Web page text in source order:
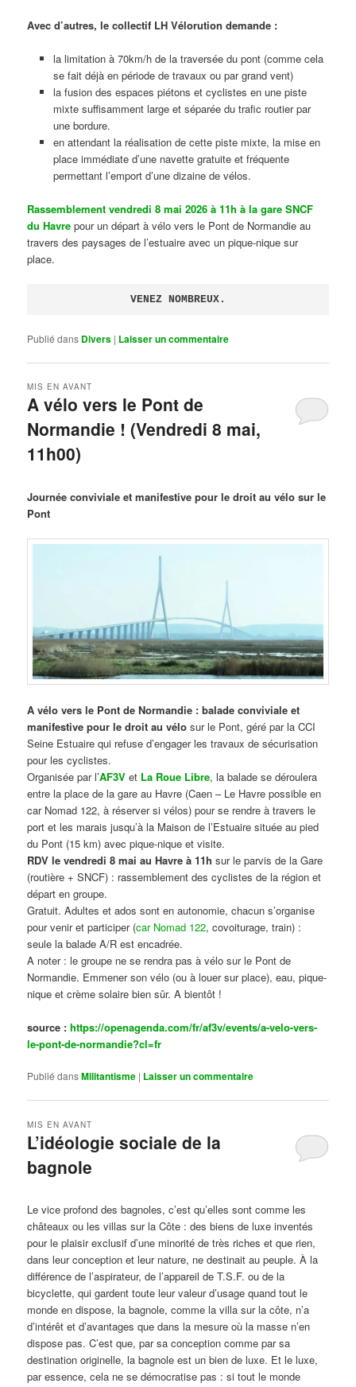
Avec d’autres, le collectif LH Vélorution demande :
la limitation à 70km/h de la traversée du pont (comme cela
se fait déjà en période de travaux ou par grand vent)
la fusion des espaces piétons et cyclistes en une piste
mixte suffisamment large et séparée du trafic routier par
une bordure.
en attendant la réalisation de cette piste mixte, la mise en
place immédiate d’une navette gratuite et fréquente
permettant l’emport d’une dizaine de vélos.
Rassemblement vendredi 8 mai 2026 à 11h à la gare SNCF
du Havre pour un départ à vélo vers le Pont de Normandie au
travers des paysages de l’estuaire avec un pique-nique sur
place.
VENEZ NOMBREUX.
Publié dans Divers | Laisser un commentaire
A vélo vers le Pont de
Normandie ! (Vendredi 8 mai,
11h00)
MIS EN AVANT
Journée conviviale et manifestive pour le droit au vélo sur le
Pont
A vélo vers le Pont de Normandie : balade conviviale et
manifestive pour le droit au vélo sur le Pont, géré par la CCI
Seine Estuaire qui refuse d’engager les travaux de sécurisation
pour les cyclistes.
Organisée par l’AF3V et La Roue Libre, la balade se déroulera
entre la place de la gare au Havre (Caen – Le Havre possible en
car Nomad 122, à réserver si vélos) pour se rendre à travers le
port et les marais jusqu’à la Maison de l’Estuaire située au pied
du Pont (15 km) avec pique-nique et visite.
RDV le vendredi 8 mai au Havre à 11h sur le parvis de la Gare
(routière + SNCF) : rassemblement des cyclistes de la région et
départ en groupe.
Gratuit. Adultes et ados sont en autonomie, chacun s’organise
pour venir et participer (car Nomad 122, covoiturage, train) :
seule la balade A/R est encadrée.
A noter : le groupe ne se rendra pas à vélo sur le Pont de
Normandie. Emmener son vélo (ou à louer sur place), eau, pique-
nique et crème solaire bien sûr. A bientôt !
source :https://openagenda.com/fr/af3v/events/a-velo-vers-
le-pont-de-normandie?cl=fr
Publié dansMilitantisme | Laisser un commentaire
L’idéologie sociale de la
bagnole
MIS EN AVANT
Le vice profond des bagnoles, c’est qu’elles sont comme les
châteaux ou les villas sur la Côte : des biens de luxe inventés
pour le plaisir exclusif d’une minorité de très riches et que rien,
dans leur conception et leur nature, ne destinait au peuple. À la
différence de l’aspirateur, de l’appareil de T.S.F. ou de la
bicyclette, qui gardent toute leur valeur d’usage quand tout le
monde en dispose, la bagnole, comme la villa sur la côte, n’a
d’intérêt et d’avantages que dans la mesure où la masse n’en
dispose pas. C’est que, par sa conception comme par sa
destination originelle, la bagnole est un bien de luxe. Et le luxe,
par essence, cela ne se démocratise pas : si tout le monde